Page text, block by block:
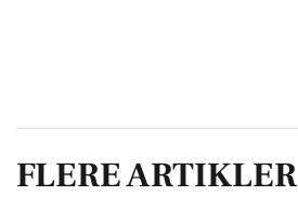
FLERE ARTIKLER